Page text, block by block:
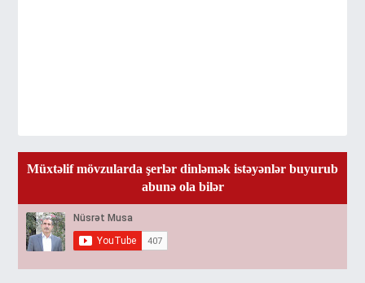
Müxtəlif mövzularda şerlər dinləmək istəyənlər buyurub
abunə ola bilər